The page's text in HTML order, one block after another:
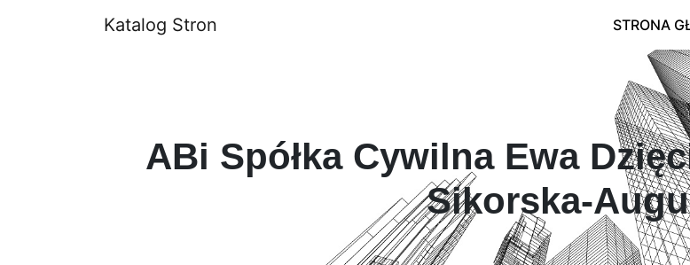
Katalog Stron STRONA
ABi Spółka Cywilna Ewa
Sikorska-